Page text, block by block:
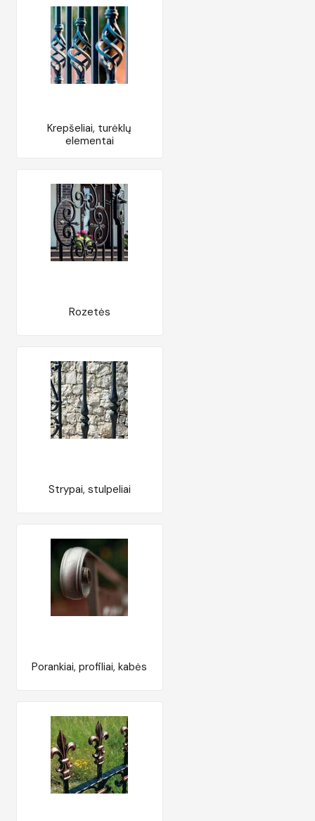
Krepšeliai, turėklų
elementai
Rozetės
Strypai, stulpeliai
Porankiai, profiliai, kabės